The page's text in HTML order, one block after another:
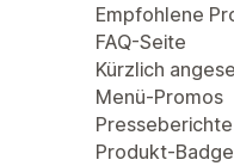
Empfohlene
FAQ-Seite
Kürzlich
Menü-Promos
Presseberichte
Produkt-